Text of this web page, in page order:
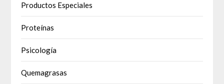
Productos Especiales
Proteínas
Psicología
Quemagrasas